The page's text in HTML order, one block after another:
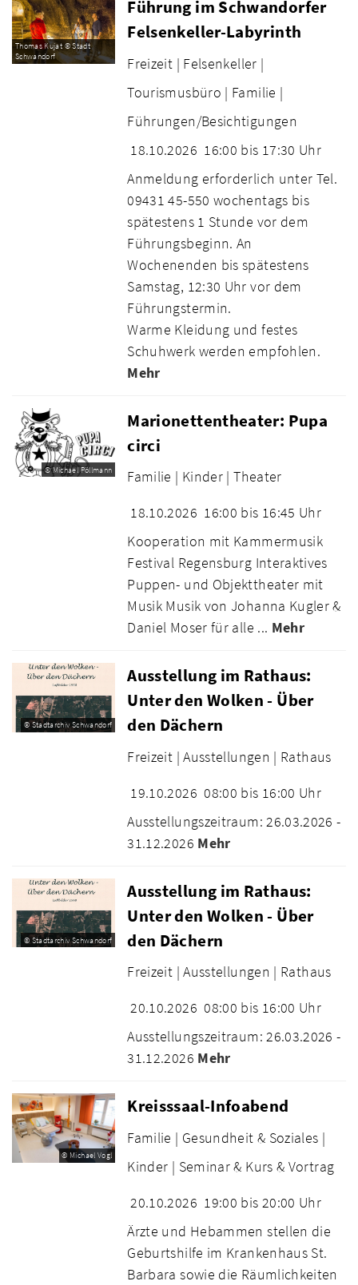
Thomas Kujat © Stadt
Schwandorf
Führung im Schwandorfer
Felsenkeller-Labyrinth
Freizeit | Felsenkeller |
Tourismusbüro | Familie |
Führungen/Besichtigungen
18.10.2026 16:00 bis 17:30 Uhr
Anmeldung erforderlich unter Tel.
09431 45-550 wochentags bis
spätestens 1 Stunde vor dem
Führungsbeginn. An
Wochenenden bis spätestens
Samstag, 12:30 Uhr vor dem
Führungstermin.
Warme Kleidung und festes
Schuhwerk werden empfohlen.
Mehr
© Michael Pöllmann
Marionettentheater: Pupa
circi
Familie | Kinder | Theater
18.10.2026 16:00 bis 16:45 Uhr
Kooperation mit Kammermusik
Festival Regensburg Interaktives
Puppen- und Objekttheater mit
Musik Musik von Johanna Kugler &
Daniel Moser für alle ... Mehr
© Stadtarchiv Schwandorf
Ausstellung im Rathaus:
Unter den Wolken - Über
den Dächern
Freizeit | Ausstellungen | Rathaus
19.10.2026 08:00 bis 16:00 Uhr
Ausstellungszeitraum: 26.03.2026 -
31.12.2026 Mehr
© Stadtarchiv Schwandorf
Ausstellung im Rathaus:
Unter den Wolken - Über
den Dächern
Freizeit | Ausstellungen | Rathaus
20.10.2026 08:00 bis 16:00 Uhr
Ausstellungszeitraum: 26.03.2026 -
31.12.2026 Mehr
© Michael Vogl
Kreisssaal-Infoabend
Familie | Gesundheit & Soziales |
Kinder | Seminar & Kurs & Vortrag
20.10.2026 19:00 bis 20:00 Uhr
Ärzte und Hebammen stellen die
Geburtshilfe im Krankenhaus St.
Barbara sowie die Räumlichkeiten